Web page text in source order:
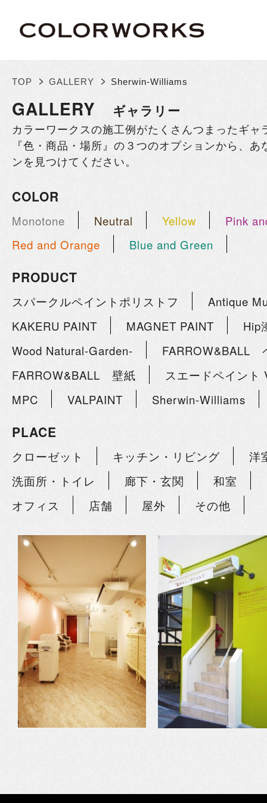
TOP > GALLERY > Sherwin-Williams
GALLERY ギャラリー
カラーワークスの施工例がたくさんつまったギャ
『色・商品・場所』の３つのオプションから、
ンを見つけてください。
COLOR
Monotone Neutral Yellow
Pink
Red and Orange
Blue and Green
PRODUCT
スパークルペイントポリストフ
Antique
KAKERU PAINT
MAGNET PAINT
Hip
Wood Natural-Garden-
FARROW&BALL
FARROW&BALL 壁紙
スエードペイント
MPC
VALPAINT Sherwin-Williams
PLACE
クローゼット キッチン・リビング
洋
洗面所・トイレ
廊下・玄関 和室
オフィス
店舗 屋外 その他